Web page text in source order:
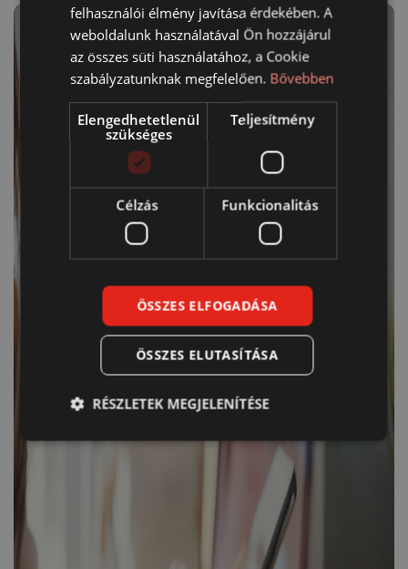
felhasználói élmény javítása érdekében. A
weboldalunk használatával Ön hozzájárul
az összes süti használatához, a Cookie
szabályzatunknak megfelelően. Bővebben
Elengedhetetlenül
szükséges
Teljesítmény
Célzás Funkcionalitás
ÖSSZES ELFOGADÁSA
ÖSSZES ELUTASÍTÁSA
RÉSZLETEK MEGJELENÍTÉSE